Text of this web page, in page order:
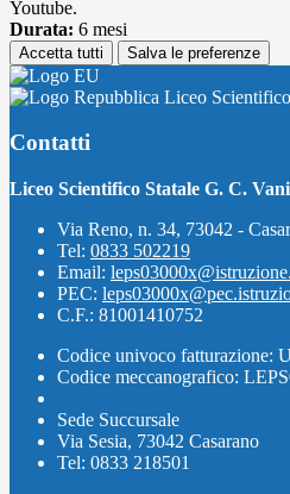
Youtube.
Durata: 6 mesi
Accetta tutti Salva le preferenze
Liceo
Contatti
Liceo Scientifico Statale G. C.
Via Reno, n. 34, 73042 -
Tel: 0833 502219
Email:
PEC:
C.F.: 81001410752
Codice univoco fatturazione:
Codice meccanografico:
Sede Succursale
Via Sesia, 73042 Casarano
Tel: 0833 218501